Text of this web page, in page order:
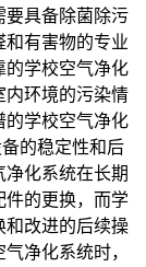
要具备除菌除污
和有害物的专业
的学校空气净化
内环境的污染情
的学校空气净化
的稳定性和后
化系统在长期
件的更换，而学
和改进的后续操
净化系统时，